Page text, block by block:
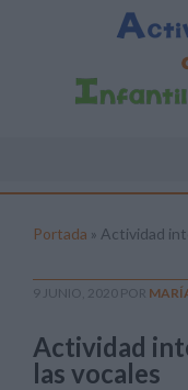
Portada » Actividad
9 JUNIO, 2020 POR
Actividad
las vocales